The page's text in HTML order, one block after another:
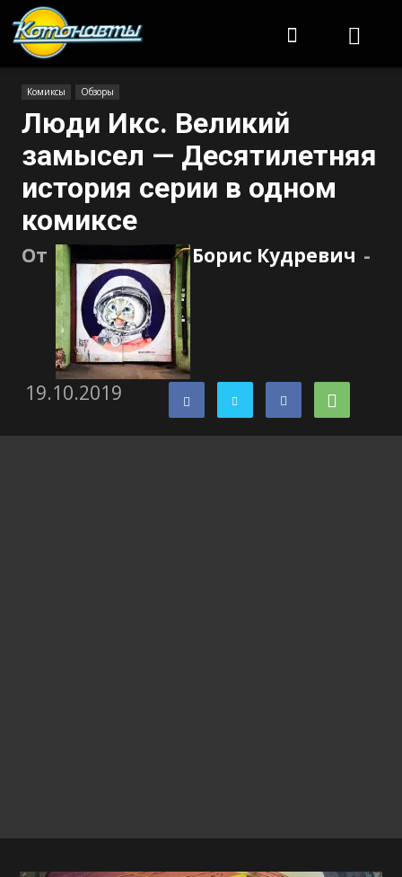
Комиксы Обзоры
Люди Икс. Великий
замысел — Десятилетняя
история серии в одном
комиксе
От Борис Кудревич -
19.10.2019